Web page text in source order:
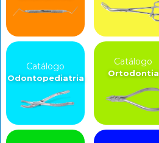
Catálogo
Odontopediatria
Catálogo
Ortodontia